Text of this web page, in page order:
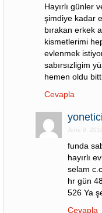
Hayırlı günler
şimdiye kadar
bırakan erkek
kismetlerimi
evlenmek
sabırsızligim
hemen oldu
Cevapla
yonetici
June 9,
funda
hayırlı
selam c.c
hr gün
526 Ya
Cevapla